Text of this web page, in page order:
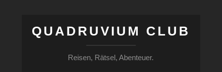
QUADRUVIUM CLUB
Reisen, Rätsel, Abenteuer.